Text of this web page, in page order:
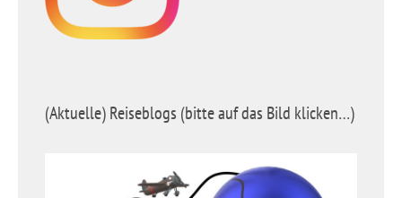
(Aktuelle) Reiseblogs (bitte auf das Bild klicken…)